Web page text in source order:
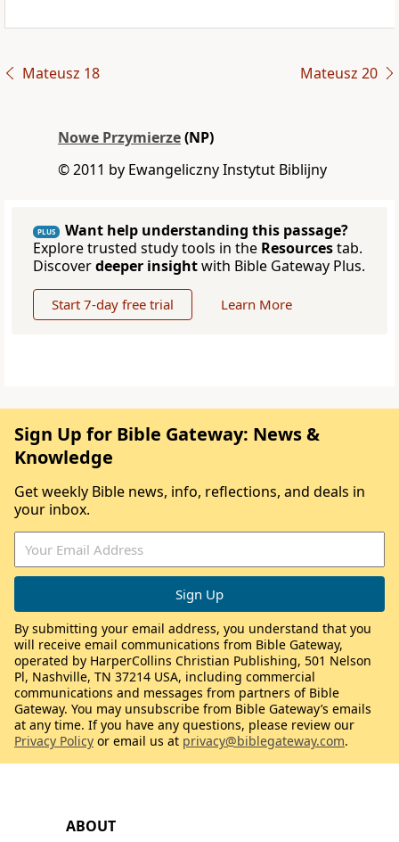
Mateusz 18 Mateusz 20
Nowe Przymierze(NP)
© 2011 by Ewangeliczny Instytut Biblijny
PLUS
Want help understanding this passage?
Explore trusted study tools in the Resourcestab.
Discoverdeeper insightwith Bible Gateway Plus.
Start 7-day free trial Learn More
ABOUT
Sign Up for Bible Gateway: News &
Knowledge
Get weekly Bible news, info, reflections, and deals in
your inbox.
By submitting your email address, you understand that you
will receive email communications from Bible Gateway,
operated by HarperCollins Christian Publishing, 501 Nelson
Pl, Nashville, TN 37214 USA, including commercial
communications and messages from partners of Bible
Gateway. You may unsubscribe from Bible Gateway’s emails
at any time. If you have any questions, please review our
Privacy Policy or email us at privacy@biblegateway.com.